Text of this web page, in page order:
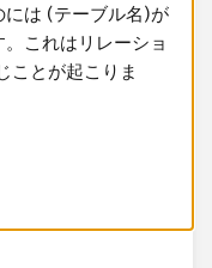
には (テーブル名)が
これはリレーショ
ことが起こりま